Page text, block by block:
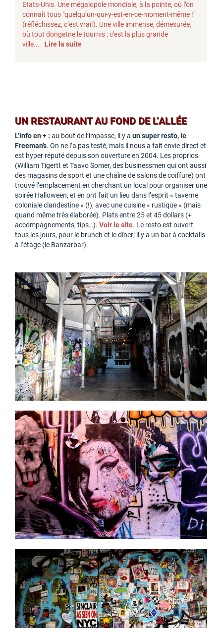
Etats-Unis. Une mégalopole mondiale, à la pointe, où l’on
connaît tous "quelqu’un-qui-y-est-en-ce-moment-même !"
(réfléchissez, c’est vrai!). Une ville immense, démesurée,
où tout dongetne le tournis : c'est la plus grande
ville...
Lire la suite
UN RESTAURANT AU FOND DE L’ALLÉE
L’info en + : au bout de l’impasse, il y a un super resto, le
Freeman’s. On ne l’a pas testé, mais il nous a fait envie direct et
est hyper réputé depuis son ouverture en 2004. Les proprios
(William Tigertt et Taavo Somer, des businessmen qui ont aussi
des magasins de sport et une chaîne de salons de coiffure) ont
trouvé l’emplacement en cherchant un local pour organiser une
soirée Halloween, et en ont fait un lieu dans l’esprit « taverne
coloniale clandestine » (!), avec une cuisine « rustique » (mais
quand même très élaborée). Plats entre 25 et 45 dollars (+
accompagnements, tips…). Voir le site. Le resto est ouvert
tous les jours, pour le brunch et le dîner; il y a un bar à cocktails
à l’étage (le Banzarbar).